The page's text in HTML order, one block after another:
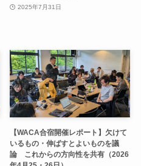
2025年7月31日
【WACA合宿開催レポート】欠けて
いるもの・伸ばすとよいものを議
論 これからの方向性を共有（2026